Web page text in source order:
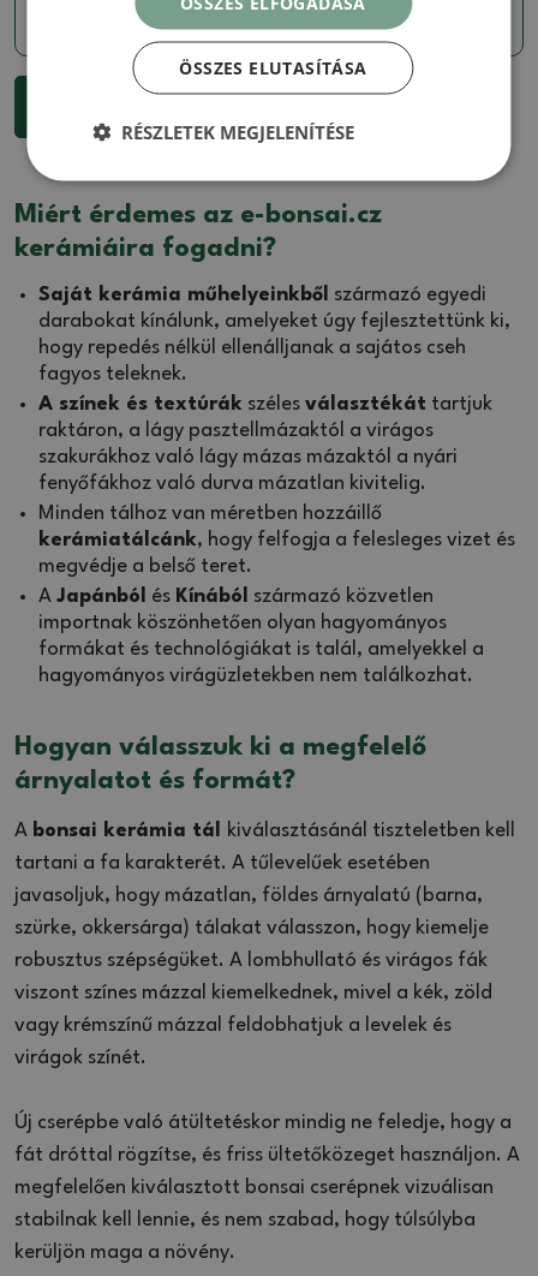
1 2
Miért érdemes az e-bonsai.cz
kerámiáira fogadni?
Saját kerámia műhelyeinkből származó egyedi
darabokat kínálunk, amelyeket úgy fejlesztettünk ki,
hogy repedés nélkül ellenálljanak a sajátos cseh
fagyos teleknek.
A színek és textúrák széles választékát tartjuk
raktáron, a lágy pasztellmázaktól a virágos
szakurákhoz való lágy mázas mázaktól a nyári
fenyőfákhoz való durva mázatlan kivitelig.
Minden tálhoz van méretben hozzáillő
kerámiatálcánk, hogy felfogja a felesleges vizet és
megvédje a belső teret.
A Japánból és Kínából
származó közvetlen
importnak köszönhetően olyan hagyományos
formákat és technológiákat is talál, amelyekkel a
hagyományos virágüzletekben nem találkozhat.
Hogyan válasszuk ki a megfelelő
árnyalatot és formát?
A bonsai kerámia tál
kiválasztásánál tiszteletben kell
tartani a fa karakterét. A tűlevelűek esetében
javasoljuk, hogy mázatlan, földes árnyalatú (barna,
szürke, okkersárga) tálakat válasszon, hogy kiemelje
robusztus szépségüket. A lombhullató és virágos fák
viszont színes mázzal kiemelkednek, mivel a kék, zöld
vagy krémszínű mázzal feldobhatjuk a levelek és
virágok színét.
Új cserépbe való átültetéskor mindig ne feledje, hogy a
fát dróttal rögzítse, és friss ültetőközeget használjon. A
megfelelően kiválasztott bonsai cserépnek vizuálisan
stabilnak kell lennie, és nem szabad, hogy túlsúlyba
kerüljön maga a növény.
ÖSSZES ELUTASÍTÁSA
RÉSZLETEK MEGJELENÍTÉSE